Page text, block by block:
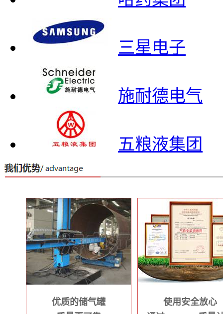
三星电子
施耐德电气
五粮液集团
优质的储气罐
使用安全放心